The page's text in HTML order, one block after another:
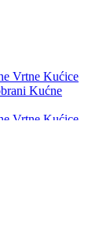
Vrtne Kućice
Kućne
Vrtne Kućice